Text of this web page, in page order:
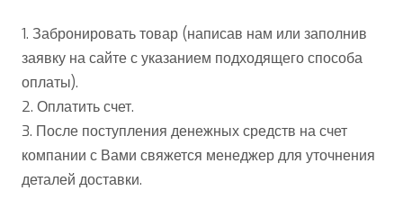
1. Забронировать товар (написав нам или заполнив
заявку на сайте с указанием подходящего способа
оплаты).
2. Оплатить счет.
3. После поступления денежных средств на счет
компании с Вами свяжется менеджер для уточнения
деталей доставки.